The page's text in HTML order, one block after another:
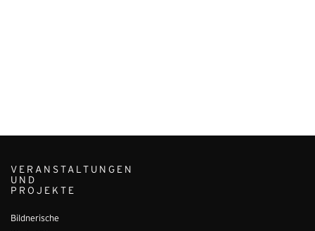
VERANSTALTUNGEN
UND
PROJEKTE
Bildnerische